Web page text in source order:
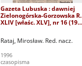
Gazeta Lubuska : dawniej
Zielonogórska-Gorzowska R.
XLIV [właśc. XLV], nr 16 (19
Rataj, Mirosław. Red. nacz.
1996
czasopisma